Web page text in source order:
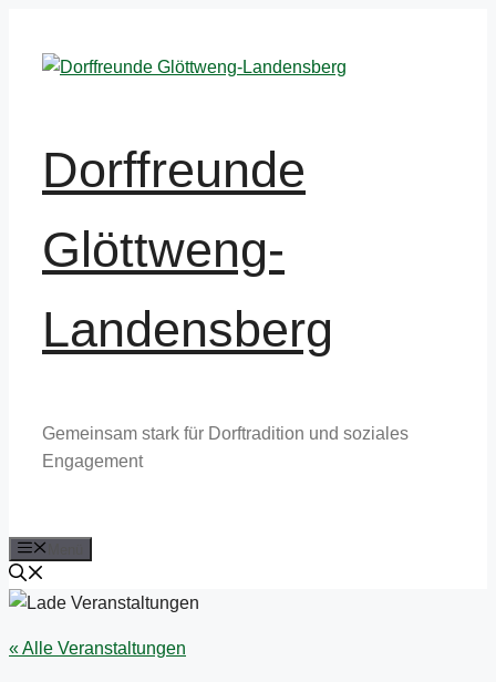
Inhalt
springen
Dorffreunde
Glöttweng-
Landensberg
Gemeinsam stark für Dorftradition und soziales
Engagement
« Alle Veranstaltungen